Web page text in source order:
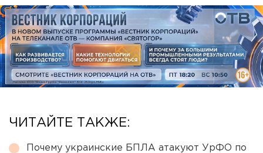
ЧИТАЙТЕ ТАКЖЕ:
Почему украинские БПЛА атакуют УрФО по